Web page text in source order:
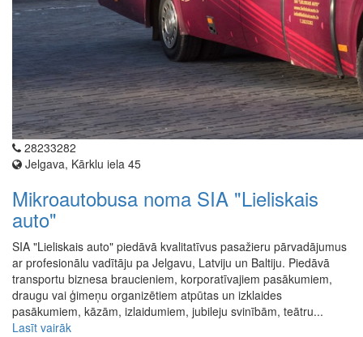
28233282
Jelgava, Kārklu iela 45
Mikroautobusa noma SIA "Lieliskais
auto"
SIA "Lieliskais auto" piedāvā kvalitatīvus pasažieru pārvadājumus
ar profesionālu vadītāju pa Jelgavu, Latviju un Baltiju. Piedāvā
transportu biznesa braucieniem, korporatīvajiem pasākumiem,
draugu vai ģimeņu organizētiem atpūtas un izklaides
pasākumiem, kāzām, izlaidumiem, jubileju svinībām, teātru...
Lasīt vairāk